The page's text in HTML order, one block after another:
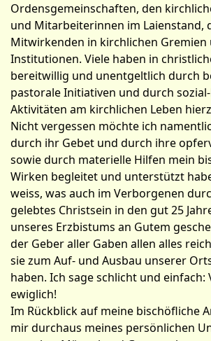
Ordensgemeinschaften, den
und Mitarbeiterinnen im Laienstand,
Mitwirkenden in kirchlichen Gremien
Institutionen. Viele haben in
bereitwillig und unentgeltlich durch
pastorale Initiativen und durch
Aktivitäten am kirchlichen Leben
Nicht vergessen möchte ich
durch ihr Gebet und durch ihre
sowie durch materielle Hilfen mein
Wirken begleitet und unterstützt
weiss, was auch im Verborgenen
gelebtes Christsein in den gut 25
unseres Erzbistums an Gutem
der Geber aller Gaben allen alles
sie zum Auf- und Ausbau unserer
haben. Ich sage schlicht und einfach:
ewiglich!
Im Rückblick auf meine bischöfliche
mir durchaus meines persönlichen